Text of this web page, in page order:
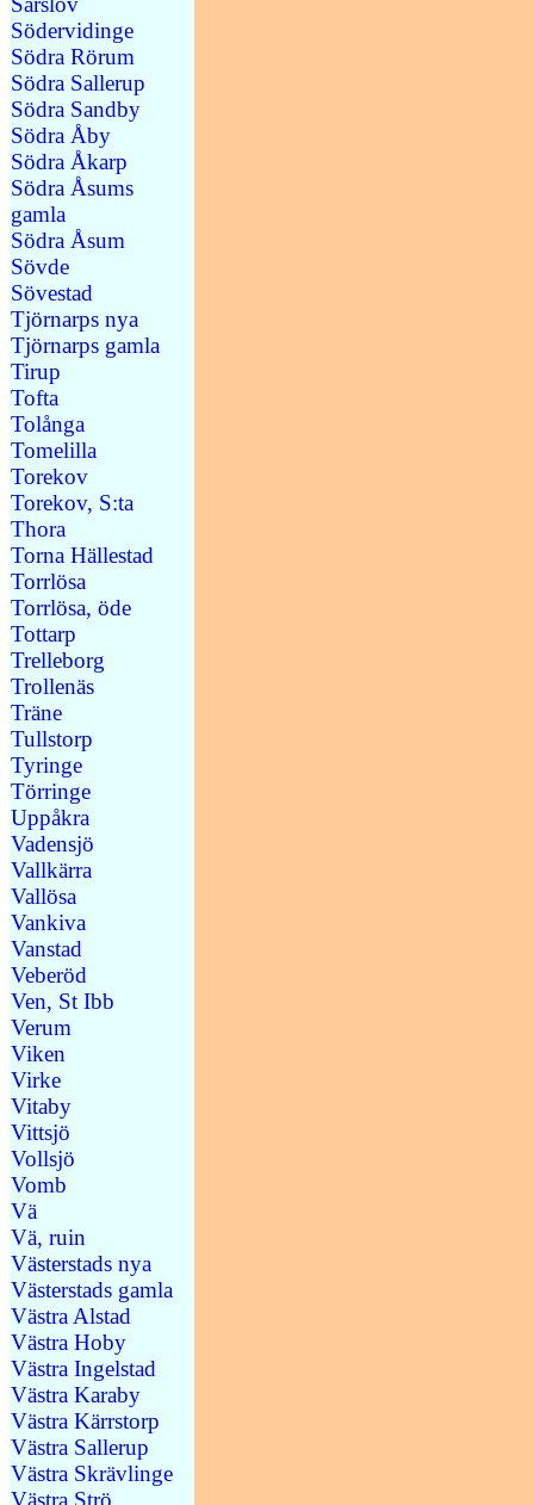
Södervidinge
Södra Rörum
Södra Sallerup
Södra Sandby
Södra Åby
Södra Åkarp
Södra Åsums
gamla
Södra Åsum
Sövde
Sövestad
Tjörnarps nya
Tjörnarps gamla
Tirup
Tofta
Tolånga
Tomelilla
Torekov
Torekov, S:ta
Thora
Torna Hällestad
Torrlösa
Torrlösa, öde
Tottarp
Trelleborg
Trollenäs
Träne
Tullstorp
Tyringe
Törringe
Uppåkra
Vadensjö
Vallkärra
Vallösa
Vankiva
Vanstad
Veberöd
Ven, St Ibb
Verum
Viken
Virke
Vitaby
Vittsjö
Vollsjö
Vomb
Vä
Vä, ruin
Västerstads nya
Västerstads gamla
Västra Alstad
Västra Hoby
Västra Ingelstad
Västra Karaby
Västra Kärrstorp
Västra Sallerup
Västra Skrävlinge
Västra Strö